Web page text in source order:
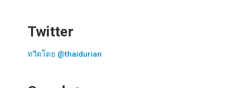
Twitter
ทวีตโดย @thaidurian